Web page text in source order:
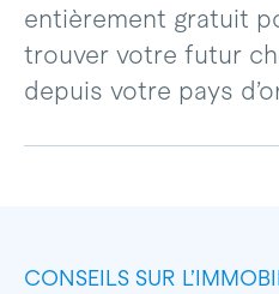
entièrement gratuit
trouver votre futur
depuis votre pays
CONSEILS SUR